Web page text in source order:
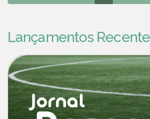
Lançamentos